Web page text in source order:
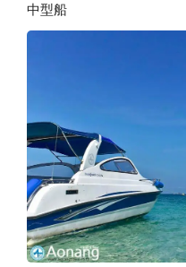
中型船